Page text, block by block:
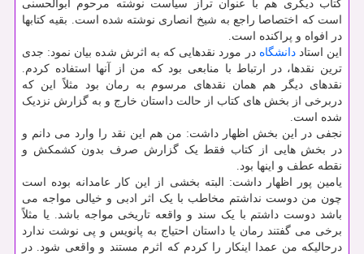
کتاب دیگری هم با عنوان تراز سیاست نوشته مرحوم ابوالحسنی
است که اختصاصا راجع به شیخ انصاری نوشته شده است. بقیه کتابها
در افواه و پراکنده است.
این استاددانشگاه در مورد نقدهایی که به اثرش شده بیان نمود: جدی
ترین نقدها، در ارتباط با منابعی بود که من از آنها استفاده کردم.
نقدهای دیگر هم همان نقدهای مرسوم به رمان بود مثلاً این که
دربرخی از بخش های کتاب از حالت داستان خارج و به گزارش نزدیک
شده است.
نجفی در این بخش اظهار داشت: من هم این نقد را وارد می دانم و
در بخش هایی از کتاب فقط یک گزارش صرف بدون کشمکش و
نقطه عطف و اینها بود.
یامین پور اظهار داشت: البته بخشی از این کار عامدانه بوده است
چون من دوست نداشتم مخاطب با یک اثر ادبی و خیالی مواجه می
باشد دوست داشتم با یک سند و واقعه تاریخی مواجه باشد. یا مثلاً
برخی می گفتند رمان یا داستان احتیاج به پانویس و پی نوشت ندارد
درحالیکه من عمدا اینکار را کردم که اثرم مستند و واقعی شود. در